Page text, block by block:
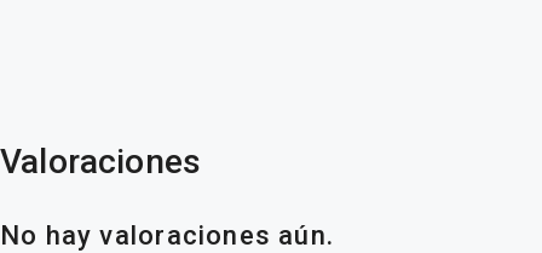
Valoraciones
No hay valoraciones aún.